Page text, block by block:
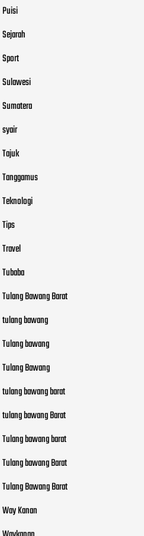
Puisi
Sejarah
Sport
Sulawesi
Sumatera
syair
Tajuk
Tanggamus
Teknologi
Tips
Travel
Tubaba
Tulang Bawang Barat
tulang bawang
Tulang bawang
Tulang Bawang
tulang bawang barat
tulang bawang Barat
Tulang bawang barat
Tulang bawang Barat
Tulang Bawang Barat
Way Kanan